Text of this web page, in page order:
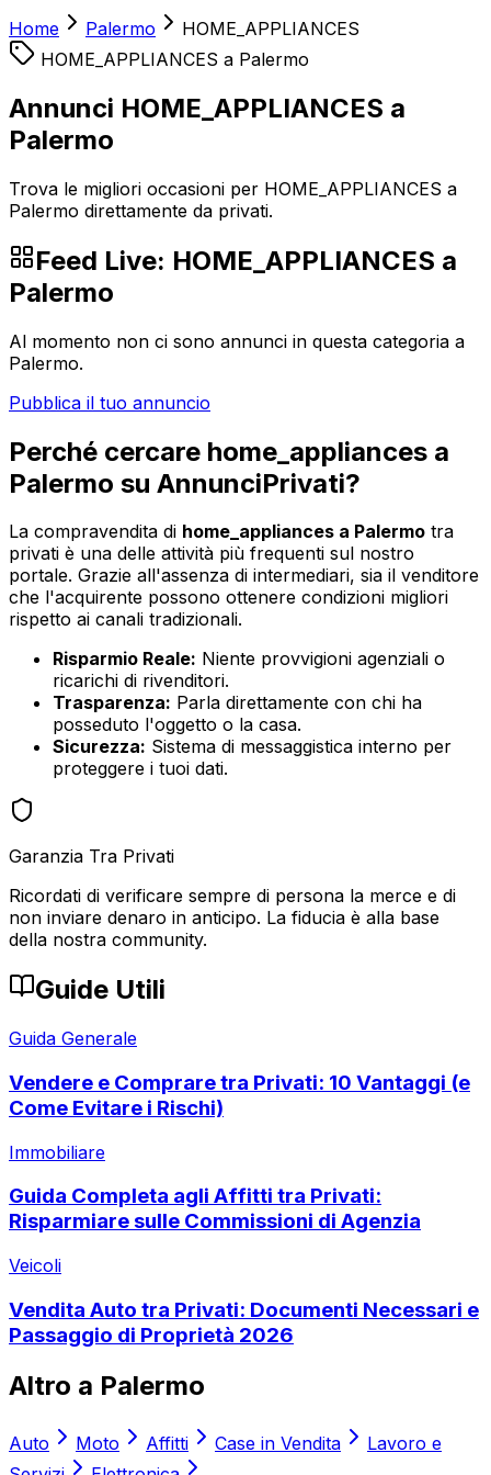
Home Palermo
HOME_APPLIANCES
HOME_APPLIANCES a Palermo
Annunci HOME_APPLIANCES a
Palermo
Trova le migliori occasioni per HOME_APPLIANCES a
Palermo direttamente da privati.
Feed Live: HOME_APPLIANCES a
Palermo
Al momento non ci sono annunci in questa categoria a
Palermo.
Pubblica il tuo annuncio
Perché cercare home_appliances a
Palermo su AnnunciPrivati?
La compravendita di home_appliances a Palermo tra
privati è una delle attività più frequenti sul nostro
portale. Grazie all'assenza di intermediari, sia il venditore
che l'acquirente possono ottenere condizioni migliori
rispetto ai canali tradizionali.
Risparmio Reale: Niente provvigioni agenziali o
ricarichi di rivenditori.
Trasparenza: Parla direttamente con chi ha
posseduto l'oggetto o la casa.
Sicurezza: Sistema di messaggistica interno per
proteggere i tuoi dati.
Garanzia Tra Privati
Ricordati di verificare sempre di persona la merce e di
non inviare denaro in anticipo. La fiducia è alla base
della nostra community.
Guide Utili
Guida Generale
Vendere e Comprare tra Privati: 10 Vantaggi (e
Come Evitare i Rischi)
Immobiliare
Guida Completa agli Affitti tra Privati:
Risparmiare sulle Commissioni di Agenzia
Veicoli
Vendita Auto tra Privati: Documenti Necessari e
Passaggio di Proprietà 2026
Altro a Palermo
Auto Moto Affitti Case in Vendita
Lavoro e